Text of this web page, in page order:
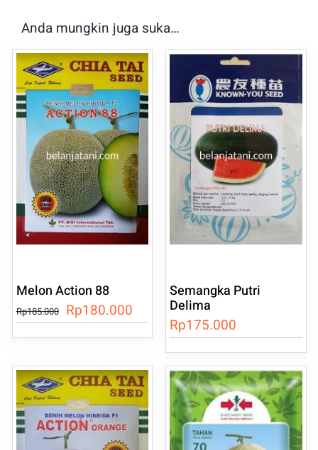
Anda mungkin juga suka…
Melon Action 88
Rp185.000
Harga
aslinya
Rp185.000.
Rp180.000Harga
saat
adalah:
Rp180.000.
Semangka Putri
Delima
Rp175.000